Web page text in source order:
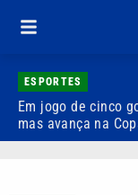
ESPORTES
Em jogo de cinco
mas avança na